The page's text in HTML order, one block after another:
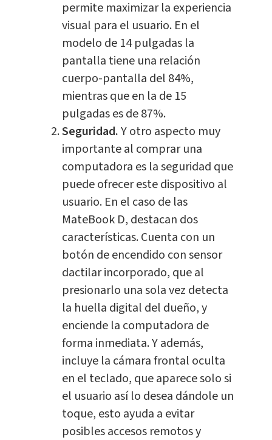
permite maximizar la experiencia
visual para el usuario. En el
modelo de 14 pulgadas la
pantalla tiene una relación
cuerpo-pantalla del 84%,
mientras que en la de 15
pulgadas es de 87%.
Seguridad.Y otro aspecto muy
importante al comprar una
computadora es la seguridad que
puede ofrecer este dispositivo al
usuario. En el caso de las
MateBook D, destacan dos
características. Cuenta con un
botón de encendido con sensor
dactilar incorporado, que al
presionarlo una sola vez detecta
la huella digital del dueño, y
enciende la computadora de
forma inmediata. Y además,
incluye la cámara frontal oculta
en el teclado, que aparece solo si
el usuario así lo desea dándole un
toque, esto ayuda a evitar
posibles accesos remotos y